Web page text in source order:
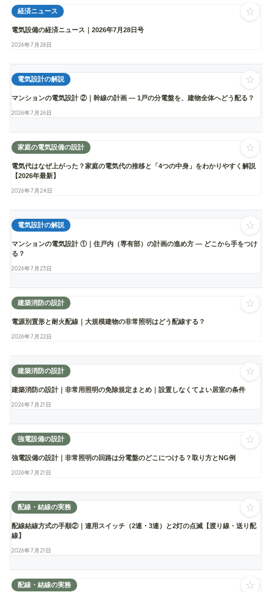
経済ニュース
電気設備の経済ニュース｜2026年7月28日号
2026年7月28日
☆
電気設計の解説
マンションの電気設計 ②｜幹線の計画 ― 1戸の分電盤を、建物全体へどう配る？
2026年7月26日
☆
家庭の電気設備の設計
電気代はなぜ上がった？家庭の電気代の推移と「4つの中身」をわかりやすく解説
【2026年最新】
2026年7月24日
☆
電気設計の解説
マンションの電気設計 ①｜住戸内（専有部）の計画の進め方 ― どこから手をつけ
る？
2026年7月23日
☆
建築消防の設計
電源別置形と耐火配線｜大規模建物の非常照明はどう配線する？
2026年7月22日
☆
建築消防の設計
建築消防の設計｜非常用照明の免除規定まとめ｜設置しなくてよい居室の条件
2026年7月21日
☆
強電設備の設計
強電設備の設計｜非常照明の回路は分電盤のどこにつける？取り方とNG例
2026年7月21日
☆
配線・結線の実務
配線結線方式の手順②｜連用スイッチ（2連・3連）と2灯の点滅【渡り線・送り配
線】
2026年7月21日
☆
配線・結線の実務 ☆